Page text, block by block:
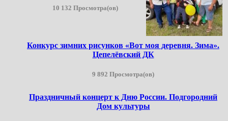
10 132 Просмотра(ов)
Конкурс зимних рисунков «Вот моя деревня. Зима».
Цепелёвский ДК
9 892 Просмотра(ов)
Праздничный концерт к Дню России. Подгородний
Дом культуры